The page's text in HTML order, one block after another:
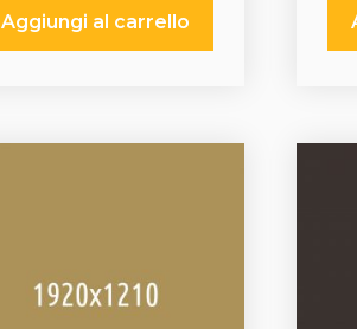
originale
Aggiungi al carrello